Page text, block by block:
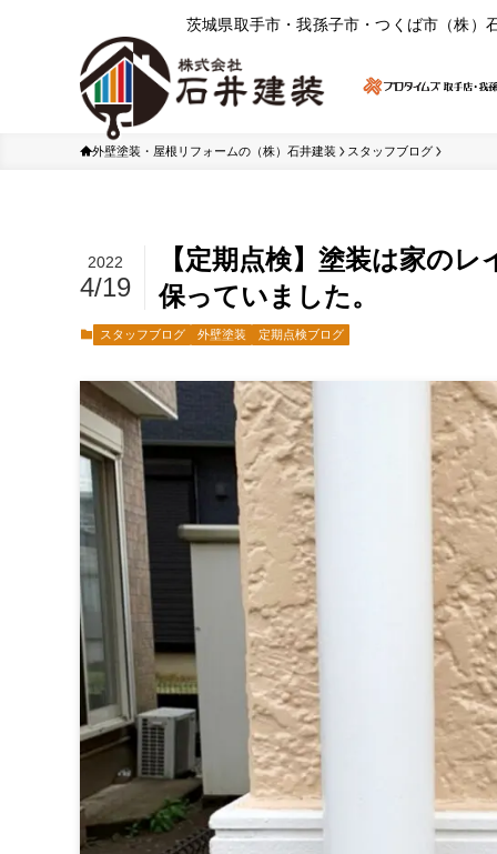
茨城県取⼿市・我孫⼦市・つくば市（株）
外壁塗装・屋根リフォームの（株）石井建装 スタッフブログ
【定期点検】塗装は家の
保っていました。
2022
4/19
スタッフブログ 外壁塗装 定期点検ブログ